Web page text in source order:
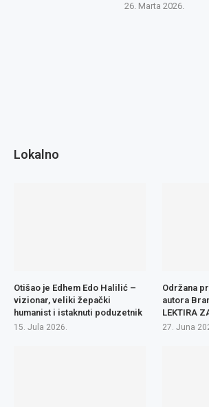
26. Marta 2026.
Lokalno
Otišao je Edhem Edo Halilić –
vizionar, veliki žepački
humanist i istaknuti poduzetnik
15. Jula 2026.
Održana
autora
LEKTIRA
27. Juna